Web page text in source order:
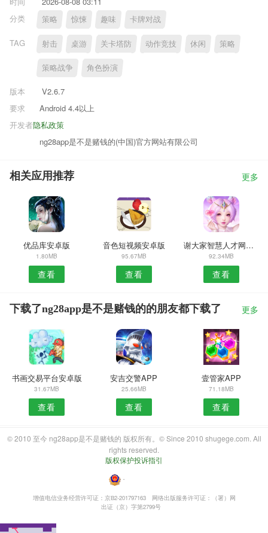
分类
策略 惊悚 趣味 卡牌对战
TAG 射击 桌游 关卡塔防 动作竞技 休闲 策略
策略战争 角色扮演
版本
V2.6.7
要求
Android 4.4以上
隐私政策
开发者
ng28app是不是赌钱的(中国)官方网站有限公司
相关应用推荐 更多
优品库安卓版
1.80MB
查看
音色短视频安卓版
95.67MB
查看
谢大家智慧人才网APP
92.34MB
查看
下载了ng28app是不是赌钱的的朋友都下载了 更多
书画交易平台安卓版
31.67MB
查看
安吉交警APP
25.66MB
查看
壹管家APP
71.18MB
查看
© 2010 至今 ng28app是不是赌钱的 版权所有。© Since 2010 shugege.com. All
rights reserved.
版权保护投诉指引
・
增值电信业务经营许可证：京B2-201797163
网络出版服务许可证：（署）网
出证（京）字第2799号